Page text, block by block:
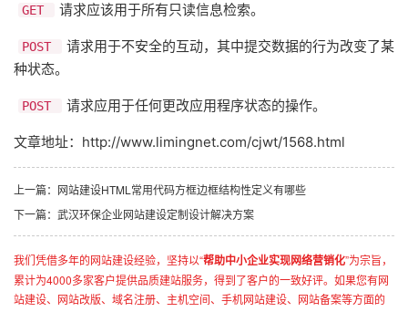
GET 请求应该用于所有只读信息检索。
POST
请求用于不安全的互动，其中提交数据的行为改变了某
种状态。
POST 请求应用于任何更改应用程序状态的操作。
文章地址： http://www.limingnet.com/cjwt/1568.html
上一篇：网站建设HTML常用代码方框边框结构性定义有哪些
下一篇：武汉环保企业网站建设定制设计解决方案
我们凭借多年的网站建设经验，坚持以“帮助中小企业实现网络营销化”为宗旨，
累计为4000多家客户提供品质建站服务，得到了客户的一致好评。如果您有网
站建设、网站改版、域名注册、主机空间、手机网站建设、网站备案等方面的